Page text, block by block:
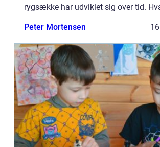
rygsække har udviklet sig over tid.
og l...
Peter Mortensen